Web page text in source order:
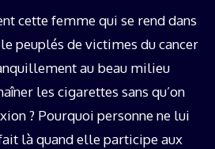
cette femme qui se rend dans
peuplés de victimes du cancer
au beau milieu
les cigarettes sans qu’on
? Pourquoi personne ne lui
là quand elle participe aux